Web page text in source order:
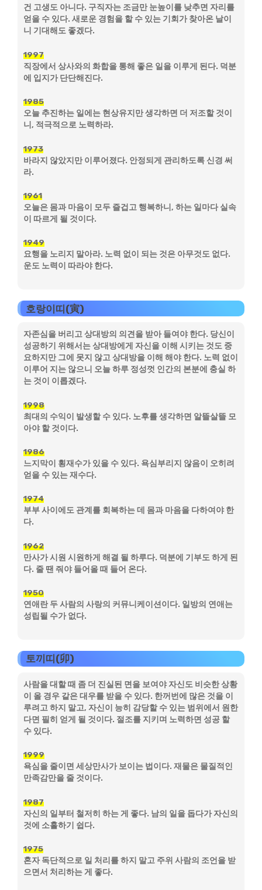
건 고생도 아니다. 구직자는 조금만 눈높이를 낮추면 자리를
얻을 수 있다. 새로운 경험을 할 수 있는 기회가 찾아온 날이
니 기대해도 좋겠다.
1997
직장에서 상사와의 화합을 통해 좋은 일을 이루게 된다. 덕분
에 입지가 단단해진다.
1985
오늘 추진하는 일에는 현상유지만 생각하면 더 저조할 것이
니, 적극적으로 노력하라.
1973
바라지 않았지만 이루어졌다. 안정되게 관리하도록 신경 써
라.
1961
오늘은 몸과 마음이 모두 즐겁고 행복하니, 하는 일마다 실속
이 따르게 될 것이다.
1949
요행을 노리지 말아라. 노력 없이 되는 것은 아무것도 없다.
운도 노력이 따라야 한다.
호랑이띠(寅)
자존심을 버리고 상대방의 의견을 받아 들여야 한다. 당신이
성공하기 위해서는 상대방에게 자신을 이해 시키는 것도 중
요하지만 그에 못지 않고 상대방을 이해 해야 한다. 노력 없이
이루어 지는 않으니 오늘 하루 정성껏 인간의 본분에 충실 하
는 것이 이롭겠다.
1998
최대의 수익이 발생할 수 있다. 노후를 생각하면 알뜰살뜰 모
아야 할 것이다.
1986
느지막이 횡재수가 있을 수 있다. 욕심부리지 않음이 오히려
얻을 수 있는 재수다.
1974
부부 사이에도 관계를 회복하는 데 몸과 마음을 다하여야 한
다.
1962
만사가 시원 시원하게 해결 될 하루다. 덕분에 기부도 하게 된
다. 줄 땐 줘야 들어올 때 들어 온다.
1950
연애란 두 사람의 사랑의 커뮤니케이션이다. 일방의 연애는
성립될 수가 없다.
토끼띠(卯)
사람을 대할 때 좀 더 진실된 면을 보여야 자신도 비슷한 상황
이 올 경우 같은 대우를 받을 수 있다. 한꺼번에 많은 것을 이
루려고 하지 말고, 자신이 능히 감당할 수 있는 범위에서 원한
다면 필히 얻게 될 것이다. 절조를 지키며 노력하면 성공 할
수 있다.
1999
욕심을 줄이면 세상만사가 보이는 법이다. 재물은 물질적인
만족감만을 줄 것이다.
1987
자신의 일부터 철저히 하는 게 좋다. 남의 일을 돕다가 자신의
것에 소홀하기 쉽다.
1975
혼자 독단적으로 일 처리를 하지 말고 주위 사람의 조언을 받
으면서 처리하는 게 좋다.